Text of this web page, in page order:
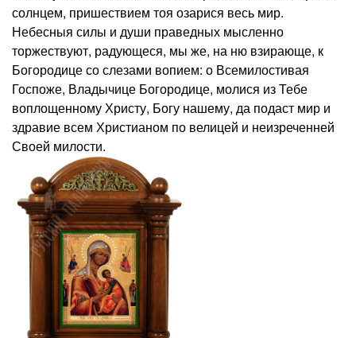
солнцем, пришествием тоя озарися весь мир.
Небесныя силы и души праведных мысленно
торжествуют, радующеся, мы же, на ню взирающе, к
Богородице со слезами вопием: о Всемилостивая
Госпоже, Владычице Богородице, молися из Тебе
воплощенному Христу, Богу нашему, да подаст мир и
здравие всем Христианом по велицей и неизреченней
Своей милости.